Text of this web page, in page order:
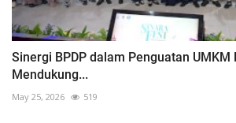
Sinergi BPDP dalam Penguatan UMKM
Mendukung...
May 25, 2026 519